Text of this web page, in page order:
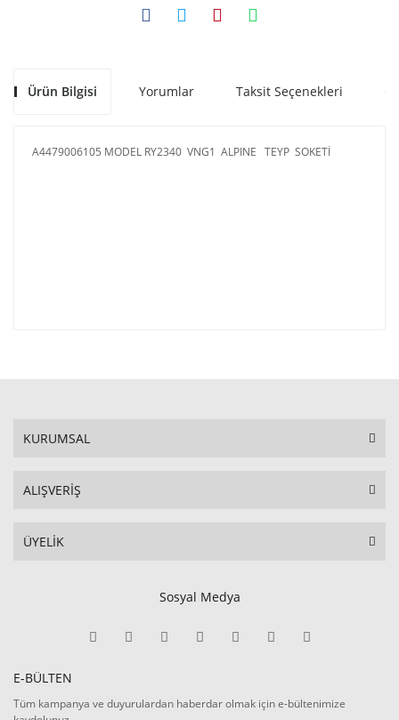
Ürün Bilgisi Yorumlar Taksit Seçenekleri
A4479006105 MODEL RY2340 VNG1 ALPINE TEYP SOKETİ
KURUMSAL
ALIŞVERİŞ
ÜYELİK
Sosyal Medya
E-BÜLTEN
Tüm kampanya ve duyurulardan haberdar olmak için e-bültenimize